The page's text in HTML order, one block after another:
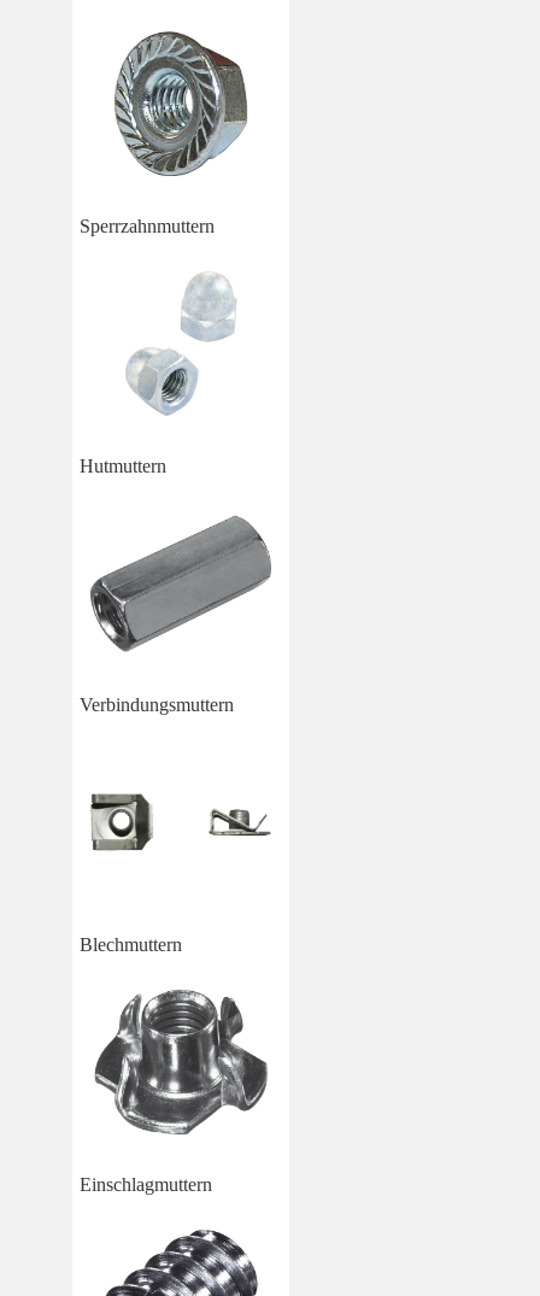
Sperrzahnmuttern
Hutmuttern
Verbindungsmuttern
Blechmuttern
Einschlagmuttern